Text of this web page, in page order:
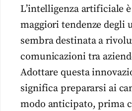
L’intelligenza artificiale
maggiori tendenze degli
sembra destinata a
comunicazioni tra
Adottare questa
significa prepararsi ai
modo anticipato, prima